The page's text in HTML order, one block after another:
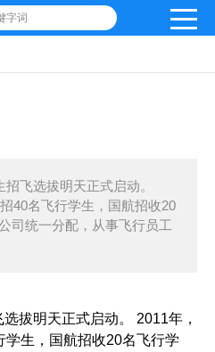
字词
飞选拔明天正式启动。
40名飞行学生，国航招收20
司统一分配，从事飞行员工
拔明天正式启动。 2011年，
生，国航招收20名飞行学